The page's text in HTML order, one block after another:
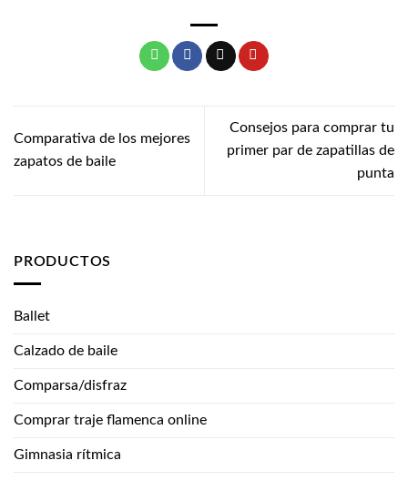
Comparativa de los mejores
zapatos de baile
Consejos para comprar tu
primer par de zapatillas de
punta
PRODUCTOS
Ballet
Calzado de baile
Comparsa/disfraz
Comprar traje flamenca online
Gimnasia rítmica